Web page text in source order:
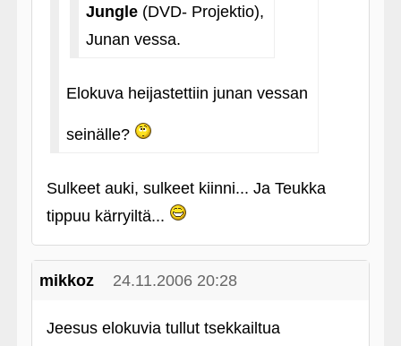
Jungle(DVD- Projektio),
Junan vessa.
Elokuva heijastettiin junan vessan
seinälle?
Sulkeet auki, sulkeet kiinni... Ja Teukka
tippuu kärryiltä...
mikkoz 24.11.2006 20:28
Jeesus elokuvia tullut tsekkailtua